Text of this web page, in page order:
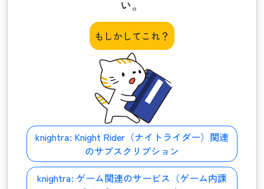
い。
もしかしてこれ？
knightra: Knight Rider（ナイトライダー）関連
のサブスクリプション
knightra: ゲーム関連のサービス（ゲーム内課